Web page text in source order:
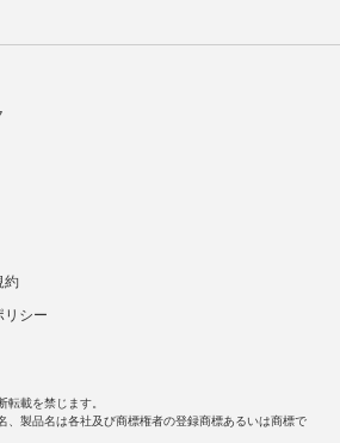
約
リシー
載を禁じます。
、製品名は各社及び商標権者の登録商標あるいは商標で